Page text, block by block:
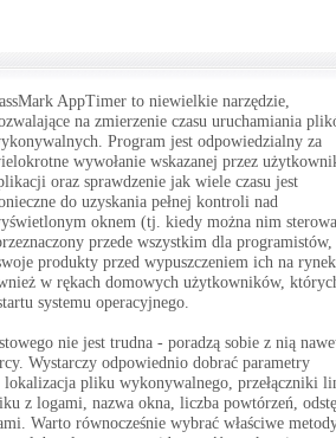
AppTimer to niewielkie narzędzie,
na zmierzenie czasu uruchamiania
Program jest odpowiedzialny za
wywołanie wskazanej przez
oraz sprawdzenie jak wiele czasu jest
do uzyskania pełnej kontroli nad
oknem (tj. kiedy można nim
przede wszystkim dla programistów,
produkty przed wypuszczeniem ich na
w rękach domowych użytkowników,
systemu operacyjnego.
nie jest trudna - poradzą sobie z nią
Wystarczy odpowiednio dobrać parametry
pliku wykonywalnego, przełączniki
z logami, nazwa okna, liczba powtórzeń,
Warto równocześnie wybrać właściwe